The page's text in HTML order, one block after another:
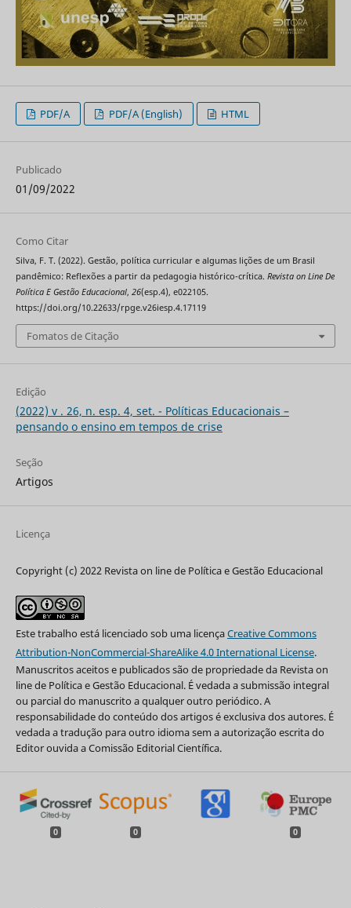
PDF/A PDF/A (English) HTML
Publicado
01/09/2022
Como Citar
Silva, F. T. (2022). Gestão, política curricular e algumas lições de um Brasil
pandêmico: Reflexões a partir da pedagogia histórico-crítica. Revista on Line De
Política E Gestão Educacional, 26(esp.4), e022105.
https://doi.org/10.22633/rpge.v26iesp.4.17119
Fomatos de Citação
Edição
(2022) v . 26, n. esp. 4, set. - Políticas Educacionais –
pensando o ensino em tempos de crise
Seção
Artigos
Licença
Copyright (c) 2022 Revista on line de Política e Gestão Educacional
Este trabalho está licenciado sob uma licençaCreative Commons
Attribution-NonCommercial-ShareAlike 4.0 International License.
Manuscritos aceitos e publicados são de propriedade da Revista on
line de Política e Gestão Educacional. É vedada a submissão integral
ou parcial do manuscrito a qualquer outro periódico. A
responsabilidade do conteúdo dos artigos é exclusiva dos autores. É
vedada a tradução para outro idioma sem a autorização escrita do
Editor ouvida a Comissão Editorial Científica.
0 0 0